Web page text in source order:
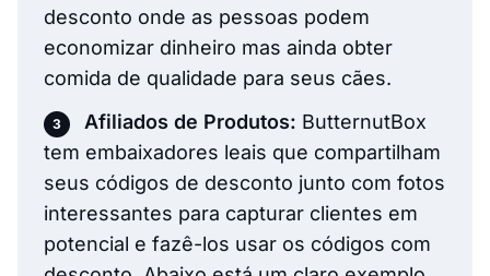
desconto onde as pessoas podem
economizar dinheiro mas ainda obter
comida de qualidade para seus cães.
Afiliados de Produtos: ButternutBox
tem embaixadores leais que compartilham
seus códigos de desconto junto com fotos
interessantes para capturar clientes em
potencial e fazê-los usar os códigos com